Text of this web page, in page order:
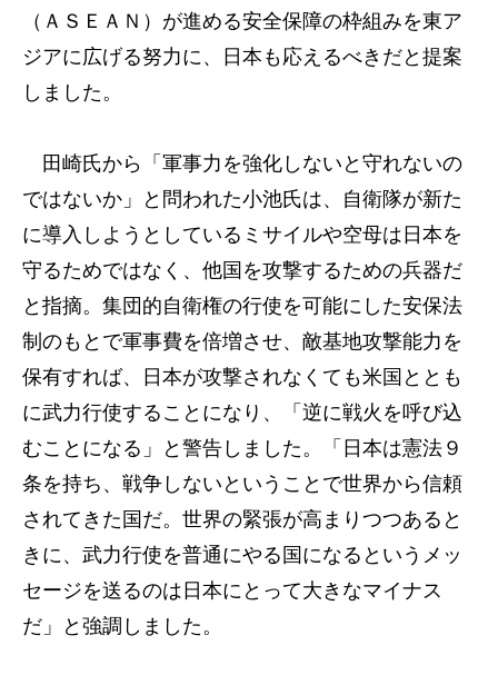
（ＡＳＥＡＮ）が進める安全保障の枠組みを東ア
ジアに広げる努力に、日本も応えるべきだと提案
しました。
田崎氏から「軍事力を強化しないと守れないの
ではないか」と問われた小池氏は、自衛隊が新た
に導入しようとしているミサイルや空母は日本を
守るためではなく、他国を攻撃するための兵器だ
と指摘。集団的自衛権の行使を可能にした安保法
制のもとで軍事費を倍増させ、敵基地攻撃能力を
保有すれば、日本が攻撃されなくても米国ととも
に武力行使することになり、「逆に戦火を呼び込
むことになる」と警告しました。「日本は憲法９
条を持ち、戦争しないということで世界から信頼
されてきた国だ。世界の緊張が高まりつつあると
きに、武力行使を普通にやる国になるというメッ
セージを送るのは日本にとって大きなマイナス
だ」と強調しました。